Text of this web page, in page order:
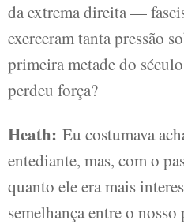
da extrema direita —
exerceram tanta pressão
primeira metade do
perdeu força?
Heath: Eu costumava
entediante, mas, com o
quanto ele era mais
semelhança entre o